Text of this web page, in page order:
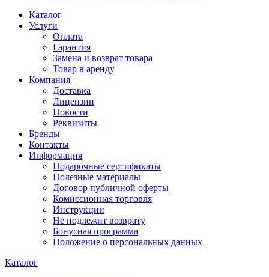
Каталог
Услуги
Оплата
Гарантия
Замена и возврат товара
Товар в аренду
Компания
Доставка
Лицензии
Новости
Реквизиты
Бренды
Контакты
Информация
Подарочные сертификаты
Полезные материалы
Договор публичной оферты
Комиссионная торговля
Инструкции
Не подлежит возврату
Бонусная программа
Положение о персональных данных
Каталог